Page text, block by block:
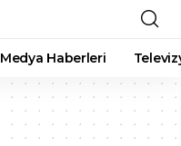
Medya Haberleri